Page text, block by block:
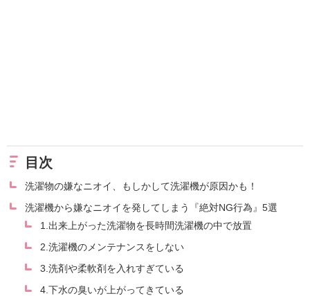
目次
洗濯物の嫌なニオイ、もしかして洗濯機が原因かも！
洗濯機から嫌なニオイを発してしまう『絶対NG行為』5選
1.出来上がった洗濯物を長時間洗濯機の中で放置
2.洗濯機のメンテナンスをしない
3.洗剤や柔軟剤を入れすぎている
4.下水の臭いが上がってきている